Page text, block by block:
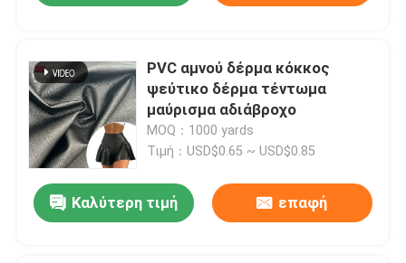
PVC αμνού δέρμα κόκκος
ψεύτικο δέρμα τέντωμα
μαύρισμα αδιάβροχο
MOQ：1000 yards
Τιμή：USD$0.65 ~ USD$0.85
Καλύτερη τιμή επαφή